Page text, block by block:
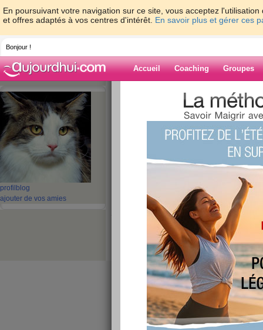
En poursuivant votre navigation sur ce site, vous acceptez
et offres adaptés à vos centres d'intérêt. En savoir plus et gérer ces
Bonjour !
Accueil Coaching Groupes
profil blog
ajouter de vos amies
> > bonne
Blog de kikou51
bonne nouvelle
je revient la semaine prochaine je vais
super contente les filles là comme vous le
voisine merci a elle sinn koi de 9 par chez
mais bon je ne m en fait pas je vais reprendre
gros kissssssssssssssssssssssss et a bientot
kissssssssssssss